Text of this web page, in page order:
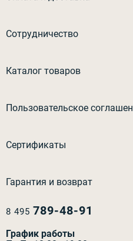
Сотрудничество
Каталог товаров
Пользовательское
Сертификаты
Гарантия и возврат
8 495 789-48-91
График работы